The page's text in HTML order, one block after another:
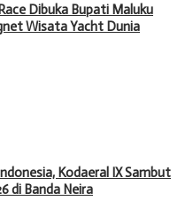
Dibuka Bupati Maluku
Wisata Yacht Dunia
Kodaeral IX Sambut
di Banda Neira